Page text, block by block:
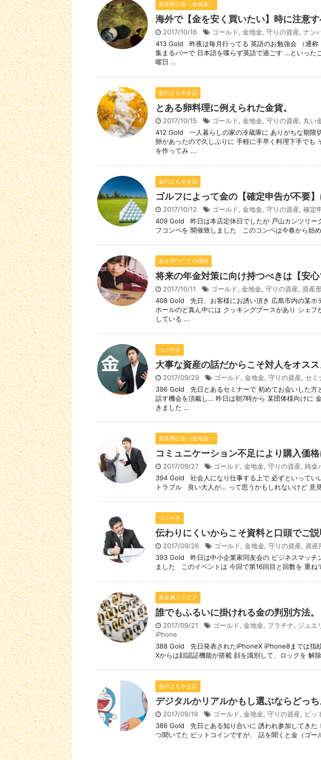
資産用の金（金地金）
海外で【金を安く買いたい】時に注意す
2017/10/16 ゴールド, 金地金, 守りの資産, ナン
413 Gold 昨夜は毎月行ってる 英語のお勉強会 （通称
集まるバーで 日本語を喋らず英語で過ごす …といった
曜日 ...
金のよもやま話
とある卵料理に例えられた金貨。
2017/10/15 ゴールド, 金地金, 守りの資産, 丸い
412 Gold 一人暮らしの家の冷蔵庫に ありがちな期限
卵があったので久しぶりに 手軽に手早く料理下手でも
を作ってみ ...
金のよもやま話
ゴルフによって金の【確定申告が不要】
2017/10/12 ゴールド, 金地金, 守りの資産, 確定
409 Gold 昨日は本店定休日でしたが 戸山カンツリー
フコンペを 開催致しました このコンペは今春から始
金を持つことの理由
将来の年金対策に向け持つべきは【安心
2017/10/11 ゴールド, 金地金, 守りの資産, 資産
408 Gold 先日、お客様にお誘い頂き 広島市内の某ホ
ホールのど真ん中には クッキングブースがあり シェフ
している ...
つぶやき
大事な資産の話だからこそ対人をオスス
2017/09/29 ゴールド, 金地金, 守りの資産, セミ
396 Gold 先日とあるセミナーで 初めてお会いした方
話す機会を頂戴し… 昨日は朝7時から 某団体様向けに
きました ...
資産用の金（金地金）
コミュニケーション不足により購入価格
2017/09/27 ゴールド, 金地金, 守りの資産, 純金
394 Gold 社会人になり仕事する上で 必ずといってい
トラブル 良い大人が… って思うかもしれないけど 意
つぶやき
伝わりにくいからこそ資料と口頭でご説
2017/09/26 ゴールド, 金地金, 守りの資産, 資産
393 Gold 昨日は中小企業家同友会の ビジネスマッチ
ました このイベントは 今回で第16回目と回数を 重ね
貴金属トリビア
誰でもふるいに掛けれる金の判別方法。
2017/09/21 ゴールド, 金地金, プラチナ, ジュエ
iPhone
388 Gold 先日発表されたiPhoneX iPhone8までは指
Xからは顔認証機能が搭載 顔を識別して、ロックを 解
金のよもやま話
デジタルかリアルかもし選ぶならどっち
2017/09/19 ゴールド, 金地金, 守りの資産, ビッ
386 Gold 先日とある知り合いに 誘われ参加してき
つ聞いてた ビットコインですが、 話を聞くと金（ゴ